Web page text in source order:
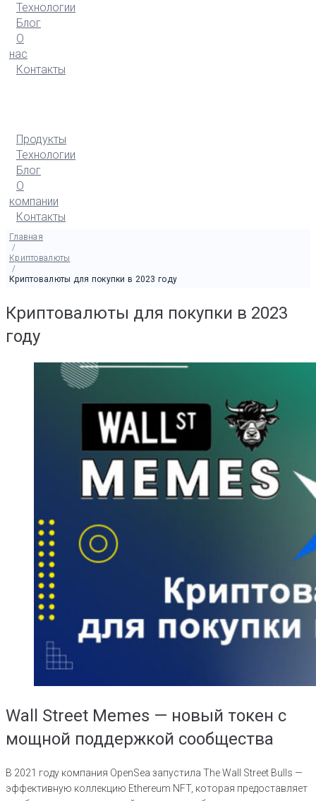
Технологии
Блог
О
нас
Контакты
Продукты
Технологии
Блог
О
компании
Контакты
Главная
/
Криптовалюты
/
Криптовалюты для покупки в 2023 году
Криптовалюты для покупки в 2023
году
Wall Street Memes — новый токен с
мощной поддержкой сообщества
В 2021 году компания OpenSea запустила The Wall Street Bulls —
эффективную коллекцию Ethereum NFT, которая предоставляет